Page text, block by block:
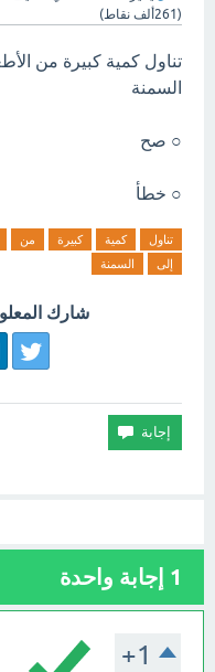
( 261ألف نقاط)
تناول كمية كبيرة من
السمنة
○ صح
○ خطأ
تناول كمية كبيرة من
إلى
السمنة
شارك
1 إجابة واحدة
+1